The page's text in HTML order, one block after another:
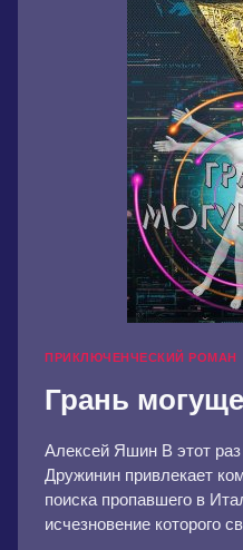
ПРИКЛЮЧЕНЧЕСКИЙ РОМАН
Грань
Алексей Яшин В этот
Дружинин привлекает
поиска пропавшего в
исчезновение которого